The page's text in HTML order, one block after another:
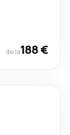
de la188 €